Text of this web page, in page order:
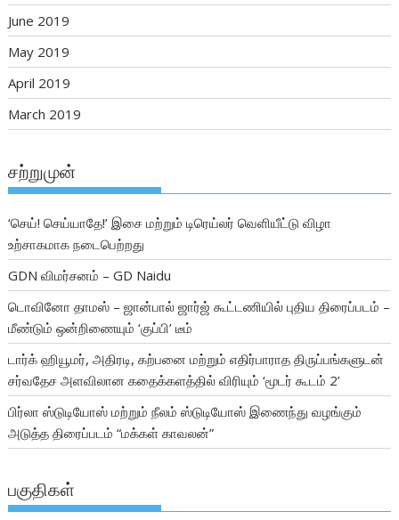
June 2019
May 2019
April 2019
March 2019
சற்றுமுன்
‘செய்! செய்யாதே!’ இசை மற்றும் டிரெய்லர் வெளியீட்டு விழா
உற்சாகமாக நடைபெற்றது
GDN விமர்சனம் – GD Naidu
டொவினோ தாமஸ் – ஜான்பால் ஜார்ஜ் கூட்டணியில் புதிய திரைப்படம் –
மீண்டும் ஒன்றிணையும் ‘குப்பி’ டீம்
டார்க் ஹியூமர், அதிரடி, கற்பனை மற்றும் எதிர்பாராத திருப்பங்களுடன்
சர்வதேச அளவிலான கதைக்களத்தில் விரியும் ‘மூடர் கூடம் 2’
பிர்லா ஸ்டுடியோஸ் மற்றும் நீலம் ஸ்டுடியோஸ் இணைந்து வழங்கும்
அடுத்த திரைப்படம் “மக்கள் காவலன்”
பகுதிகள்